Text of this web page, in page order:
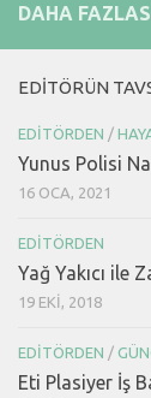
DAHA
EDITÖRÜN
EDITÖRDEN /
Yunus Polisi
16 OCA, 2021
EDITÖRDEN
Yağ Yakıcı ile
19 EKI, 2018
EDITÖRDEN /
Eti Plasiyer İş